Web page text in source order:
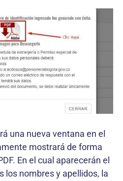
una nueva ventana en el
mostrará de forma
En el cual aparecerán el
los nombres y apellidos, la